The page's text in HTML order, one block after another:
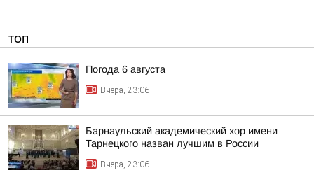
ТОП
Погода 6 августа
Вчера, 23:06
Барнаульский академический хор имени
Тарнецкого назван лучшим в России
Вчера, 23:06